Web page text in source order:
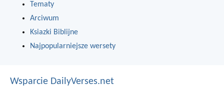
Tematy
Arciwum
Ksiazki Biblijne
Najpopularniejsze wersety
Wsparcie DailyVerses.net